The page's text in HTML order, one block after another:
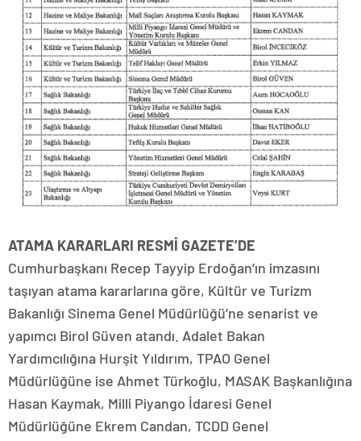
ATAMA KARARLARI RESMİ GAZETE’DE
Cumhurbaşkanı Recep Tayyip Erdoğan’ın imzasını
taşıyan atama kararlarına göre, Kültür ve Turizm
Bakanlığı Sinema Genel Müdürlüğü’ne senarist ve
yapımcı Birol Güven atandı. Adalet Bakan
Yardımcılığına Hurşit Yıldırım, TPAO Genel
Müdürlüğüne ise Ahmet Türkoğlu, MASAK Başkanlığına
Hasan Kaymak, Milli Piyango İdaresi Genel
Müdürlüğüne Ekrem Candan, TCDD Genel